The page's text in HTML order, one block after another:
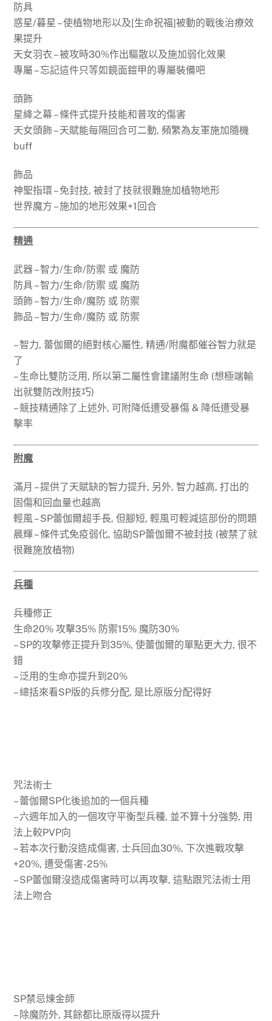
防具
惑星/暮星 – 使植物地形以及[生命祝福]被動的戰後治療效
果提升
天女羽衣 – 被攻時30%作出驅散以及施加弱化效果
專屬 – 忘記這件只等如鏡面鎧甲的專屬裝備吧
頭飾
星絳之幕 – 條件式提升技能和普攻的傷害
天女頭飾 – 天賦能每隔回合可二動, 頻繁為友軍施加隨機
buff
飾品
神聖指環 – 免封技, 被封了技就很難施加植物地形
世界魔方 – 施加的地形效果+1回合
精通
武器 – 智力/生命/防禦 或 魔防
防具 – 智力/生命/防禦 或 魔防
頭飾 – 智力/生命/魔防 或 防禦
飾品 – 智力/生命/魔防 或 防禦
– 智力, 蕾伽爾的絕對核心屬性, 精通/附魔都催谷智力就是
了
– 生命比雙防泛用, 所以第二屬性會建議附生命 (想極端輸
出就雙防改附技巧)
– 競技精通除了上述外, 可附降低遭受暴傷 & 降低遭受暴
擊率
附魔
滿月 – 提供了天賦缺的智力提升, 另外, 智力越高, 打出的
固傷和回血量也越高
輕風 – SP蕾伽爾超手長, 但腳短, 輕風可輕減這部份的問題
晨輝 – 條件式免疫弱化, 協助SP蕾伽爾不被封技 (被禁了就
很難施放植物)
兵種
兵種修正
生命20% 攻擊35% 防禦15% 魔防30%
– SP的攻擊修正提升到35%, 使蕾伽爾的單點更大力, 很不
錯
– 泛用的生命亦提升到20%
– 總括來看SP版的兵修分配, 是比原版分配得好
咒法術士
– 蕾伽爾SP化後追加的一個兵種
– 六週年加入的一個攻守平衡型兵種, 並不算十分強勢, 用
法上較PVP向
– 若本次行動沒造成傷害, 士兵回血30%, 下次進戰攻擊
+20%, 遭受傷害-25%
– SP蕾伽爾沒造成傷害時可以再攻擊, 這點跟咒法術士用
法上吻合
SP禁忌煉金師
– 除魔防外, 其餘都比原版得以提升